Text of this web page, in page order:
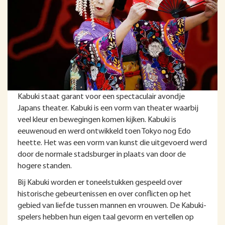
Kabuki staat garant voor een spectaculair avondje
Japans theater. Kabuki is een vorm van theater waarbij
veel kleur en bewegingen komen kijken. Kabuki is
eeuwenoud en werd ontwikkeld toen Tokyo nog Edo
heette. Het was een vorm van kunst die uitgevoerd werd
door de normale stadsburger in plaats van door de
hogere standen.
Bij Kabuki worden er toneelstukken gespeeld over
historische gebeurtenissen en over conflicten op het
gebied van liefde tussen mannen en vrouwen. De Kabuki-
spelers hebben hun eigen taal gevorm en vertellen op